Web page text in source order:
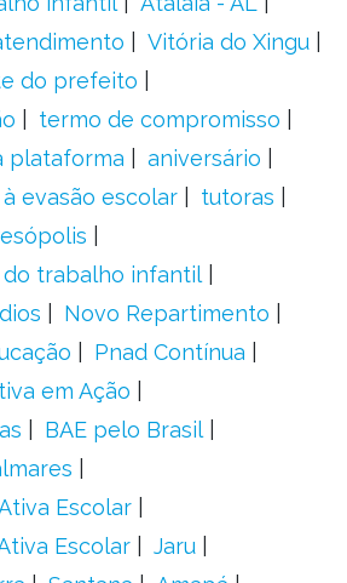
Vitória do Xingu
do prefeito
termo de compromisso
plataforma
aniversário
evasão escolar
tutoras
trabalho infantil
Novo Repartimento
Pnad Contínua
em Ação
BAE pelo Brasil
Escolar
Escolar
Jaru